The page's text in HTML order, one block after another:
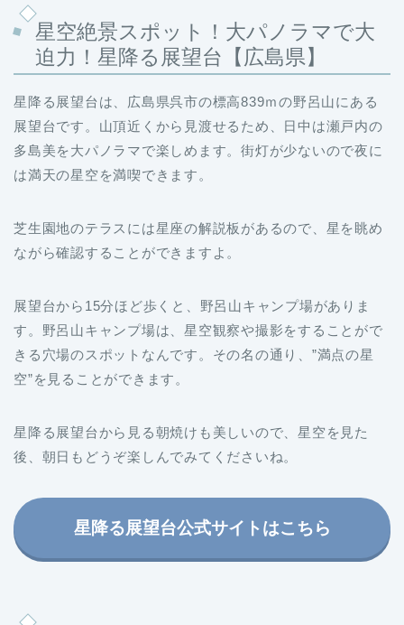
星空絶景スポット！大パノラマで大
迫力！星降る展望台【広島県】
星降る展望台は、広島県呉市の標高839ｍの野呂山にある
展望台です。山頂近くから見渡せるため、日中は瀬戸内の
多島美を大パノラマで楽しめます。街灯が少ないので夜に
は満天の星空を満喫できます。
芝生園地のテラスには星座の解説板があるので、星を眺め
ながら確認することができますよ。
展望台から15分ほど歩くと、野呂山キャンプ場がありま
す。野呂山キャンプ場は、星空観察や撮影をすることがで
きる穴場のスポットなんです。その名の通り、”満点の星
空”を見ることができます。
星降る展望台から見る朝焼けも美しいので、星空を見た
後、朝日もどうぞ楽しんでみてくださいね。
星降る展望台公式サイトはこちら